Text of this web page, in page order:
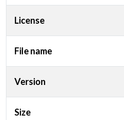
License
File name
Version
Size